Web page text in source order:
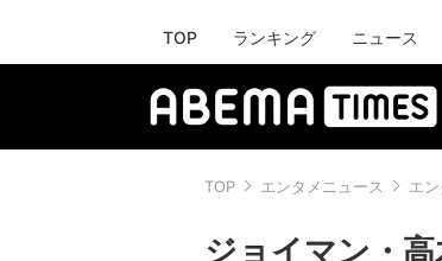
TOP ランキング ニュース
TOP エンタメニュース エ
ジョイマン・